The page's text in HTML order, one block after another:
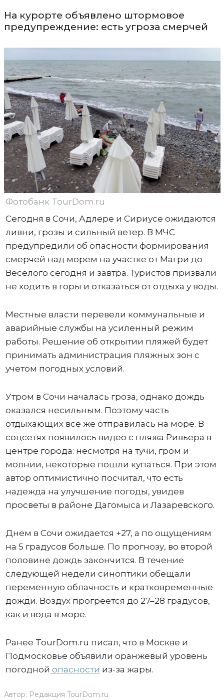
На курорте объявлено штормовое
предупреждение: есть угроза смерчей
Фотобанк TourDom.ru
Сегодня в Сочи, Адлере и Сириусе ожидаются
ливни, грозы и сильный ветер. В МЧС
предупредили об опасности формирования
смерчей над морем на участке от Магри до
Веселого сегодня и завтра. Туристов призвали
не ходить в горы и отказаться от отдыха у воды.
Местные власти перевели коммунальные и
аварийные службы на усиленный режим
работы. Решение об открытии пляжей будет
принимать администрация пляжных зон с
учетом погодных условий.
Утром в Сочи началась гроза, однако дождь
оказался несильным. Поэтому часть
отдыхающих все же отправилась на море. В
соцсетях появилось видео с пляжа Ривьера в
центре города: несмотря на тучи, гром и
молнии, некоторые пошли купаться. При этом
автор оптимистично посчитал, что есть
надежда на улучшение погоды, увидев
просветы в районе Дагомыса и Лазаревского.
Днем в Сочи ожидается +27, а по ощущениям
на 5 градусов больше. По прогнозу, во второй
половине дождь закончится. В течение
следующей недели синоптики обещали
переменную облачность и кратковременные
дожди. Воздух прогреется до 27–28 градусов,
как и вода в море.
Ранее TourDom.ru писал, что в Москве и
Подмосковье объявили оранжевый уровень
погодной опасности из-за жары.
Автор: Редакция TourDom.ru